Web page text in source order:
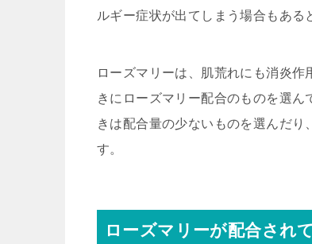
ルギー症状が出てしまう場合もある
ローズマリーは、 肌荒れにも消炎作
きにローズマリー配合のものを選
きは配合量の少ないものを選んだり
す。
ローズマリーが配合され